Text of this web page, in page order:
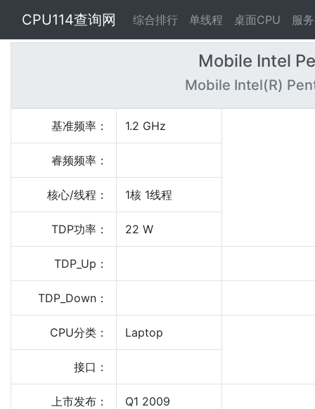
CPU114查询网 综合排行 单线程 桌面CPU 服
Mobile Intel
Mobile Intel(R)
基准频率： 1.2 GHz
睿频频率：
核心/线程： 1核 1线程
TDP功率： 22 W
TDP_Up：
TDP_Down：
CPU分类： Laptop
接口：
上市发布： Q1 2009